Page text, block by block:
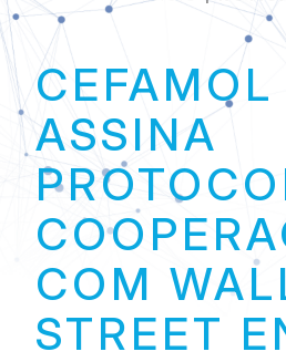
CEFAMOL
ASSINA
COM
STREET